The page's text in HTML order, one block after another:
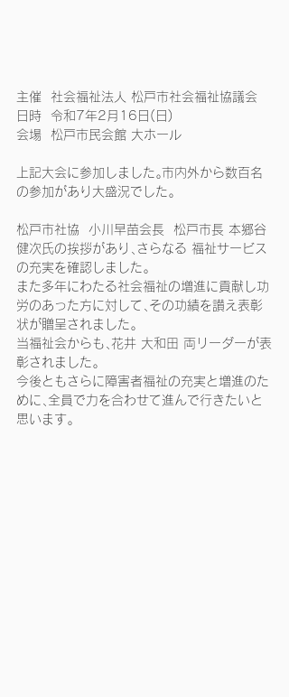
主催  社会福祉法人 松戸市社会福祉協議会
日時  令和7年2月16日(日)
会場  松戸市民会館 大ホール
上記大会に参加しました｡市内外から数百名
の参加があり大盛況でした｡
松戸市社協  小川早苗会長  松戸市長 本郷谷
健次氏の挨拶があり､さらなる 福祉サービス
の充実を確認しました｡
また多年にわたる社会福祉の増進に貢献し功
労のあった方に対して､その功績を讃え表彰
状が贈呈されました｡
当福祉会からも､花井 大和田 両リーダーが表
彰されました｡
今後ともさらに障害者福祉の充実と増進のた
めに､全員で力を合わせて進んで行きたいと
思います｡